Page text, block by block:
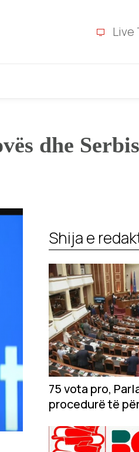
Live
dhe
Shija e
75 vota pro,
procedurë të